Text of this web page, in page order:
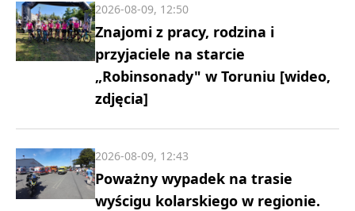
Znajomi z pracy, rodzina i
przyjaciele na starcie
„Robinsonady" w Toruniu [wideo,
zdjęcia]
2026-08-09, 12:50
Poważny wypadek na trasie
wyścigu kolarskiego w regionie.
2026-08-09, 12:43